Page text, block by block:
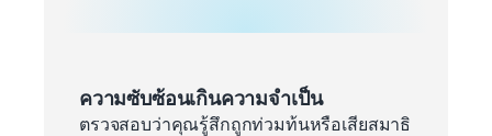
ความซับซ้อนเกินความจำเป็น
ตรวจสอบว่าคุณรู้สึกถูกท่วมท้นหรือเสียสมาธิ